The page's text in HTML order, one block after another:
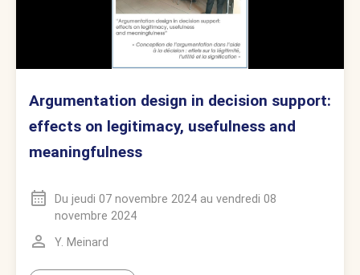
Argumentation design in decision support:
effects on legitimacy, usefulness and
meaningfulness
Du jeudi 07 novembre 2024 au vendredi 08
novembre 2024
Y. Meinard